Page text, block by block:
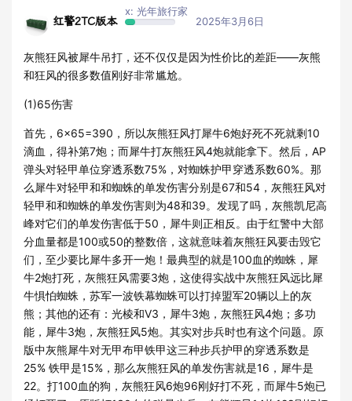
红警2TC版本
x: 光年旅行家
2025年3月6日
灰熊狂风被犀牛吊打，还不仅仅是因为性价比的差距——灰熊
和狂风的很多数值刚好非常尴尬。
(1)65伤害
首先，6×65=390，所以灰熊狂风打犀牛6炮好死不死就剩10
滴血，得补第7炮；而犀牛打灰熊狂风4炮就能拿下。然后，AP
弹头对轻甲单位穿透系数75%，对蜘蛛护甲穿透系数60%。那
么犀牛对轻甲和和蜘蛛的单发伤害分别是67和54，灰熊狂风对
轻甲和和蜘蛛的单发伤害则为48和39。发现了吗，灰熊凯尼高
峰对它们的单发伤害低于50，犀牛则正相反。由于红警中大部
分血量都是100或50的整数倍，这就意味着灰熊狂风要击毁它
们，至少要比犀牛多开一炮！最典型的就是100血的蜘蛛，犀
牛2炮打死，灰熊狂风需要3炮，这使得实战中灰熊狂风远比犀
牛惧怕蜘蛛，苏军一波铁幕蜘蛛可以打掉盟军20辆以上的灰
熊；其他的还有：光棱和V3，犀牛3炮，灰熊狂风4炮；多功
能，犀牛3炮，灰熊狂风5炮。其实对步兵时也有这个问题。原
版中灰熊犀牛对无甲布甲铁甲这三种步兵护甲的穿透系数是
25% 铁甲是15%，那么灰熊狂风的单发伤害就是16，犀牛是
22。打100血的狗，灰熊狂风6炮96刚好打不死，而犀牛5炮已